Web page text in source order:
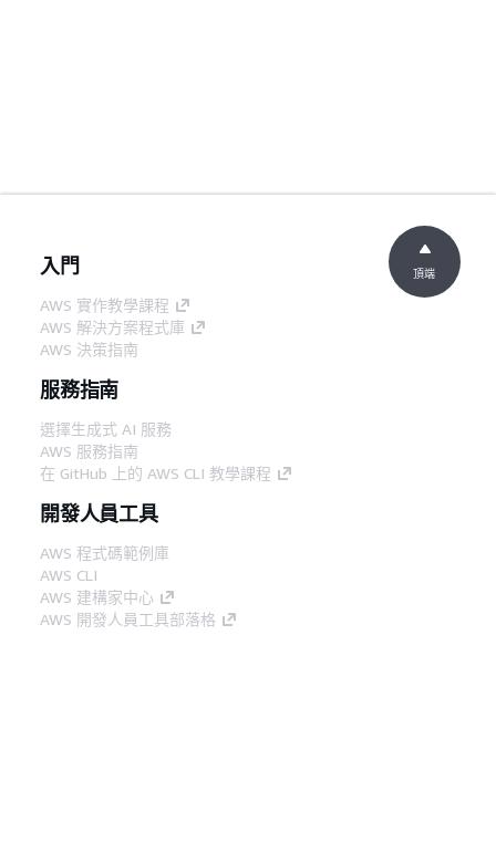
入門
AWS 實作教學課程
AWS 解決方案程式庫
AWS 決策指南
服務指南
選擇生成式 AI 服務
AWS 服務指南
在 GitHub 上的 AWS CLI 教學課程
開發人員工具
AWS 程式碼範例庫
AWS CLI
AWS 建構家中心
AWS 開發人員工具部落格
頂端